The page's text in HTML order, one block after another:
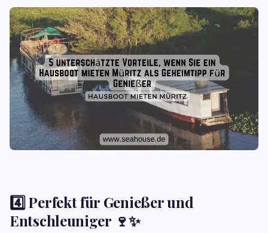
4️⃣ Perfekt für Genießer und
Entschleuniger 🍷✨